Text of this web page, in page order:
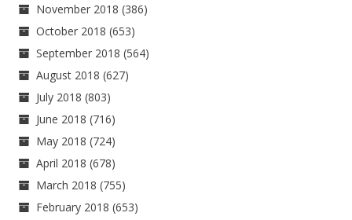
November 2018 (386)
October 2018 (653)
September 2018 (564)
August 2018 (627)
July 2018 (803)
June 2018 (716)
May 2018 (724)
April 2018 (678)
March 2018 (755)
February 2018 (653)